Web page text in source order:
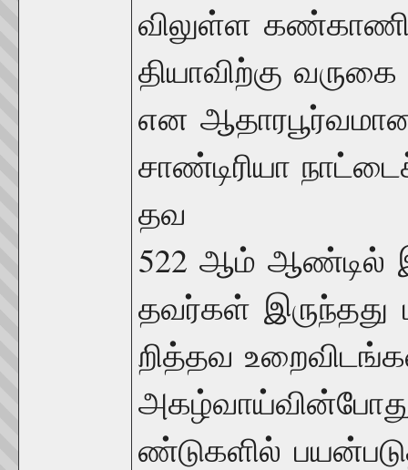
விலுள்ள
தியாவிற்கு வருகை
என
சாண்டிரியா
தவ
522ஆம் ஆண்டில்
தவர்கள் இருந்தது
றித்தவ
ண்டுகளில்